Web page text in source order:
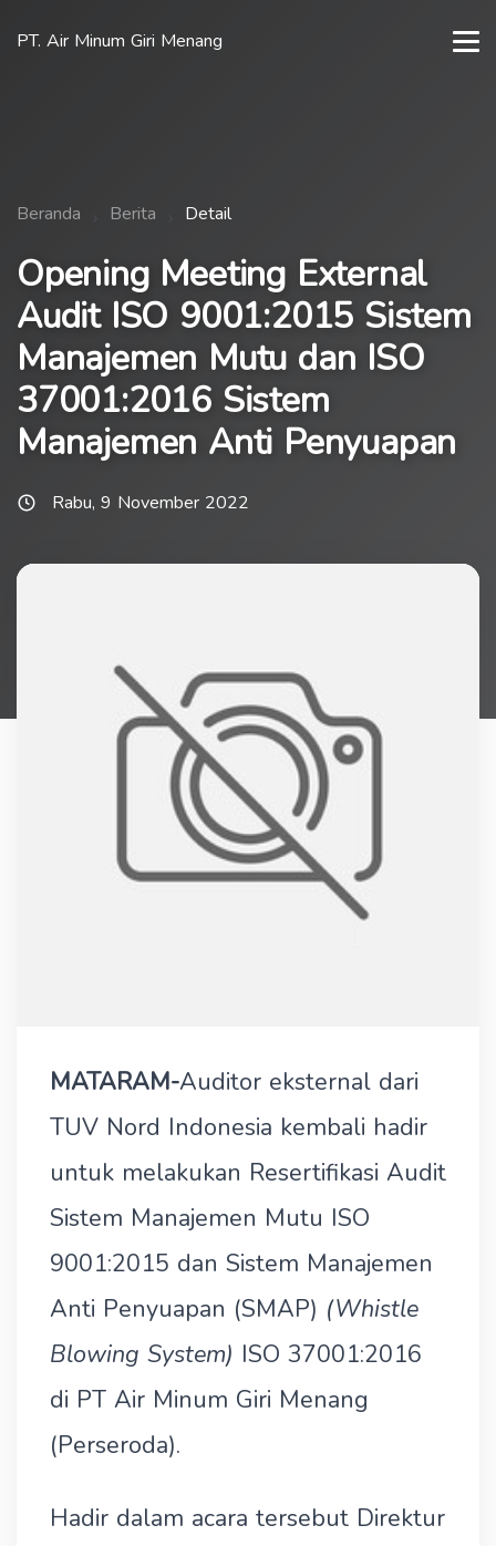
PT. Air Minum Giri Menang
Beranda Berita Detail
Opening Meeting External
Audit ISO 9001:2015 Sistem
Manajemen Mutu dan ISO
37001:2016 Sistem
Manajemen Anti Penyuapan
Rabu, 9 November 2022
MATARAM-Auditor eksternal dari
TUV Nord Indonesia kembali hadir
untuk melakukan Resertifikasi Audit
Sistem Manajemen Mutu ISO
9001:2015 dan Sistem Manajemen
Anti Penyuapan (SMAP) (Whistle
Blowing System) ISO 37001:2016
di PT Air Minum Giri Menang
(Perseroda).
Hadir dalam acara tersebut Direktur